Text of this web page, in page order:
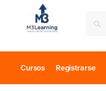
Cursos Registrarse